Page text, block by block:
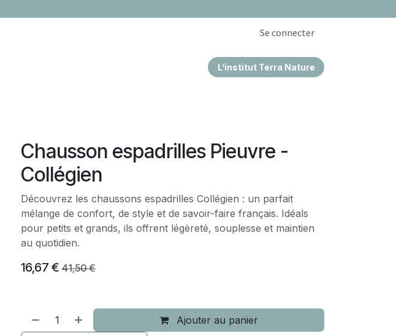
Se connecter
L’institut Terra Nature
Chausson espadrilles Pieuvre -
Collégien
Découvrez les chaussons espadrilles Collégien : un parfait
mélange de confort, de style et de savoir-faire français. Idéals
pour petits et grands, ils offrent légèreté, souplesse et maintien
au quotidien.
16,67 € 41,50€
Ajouter au panier